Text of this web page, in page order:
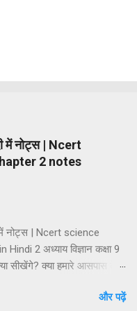
में नोट्स | Ncert
2 notes
में नोट्स | Ncert science
2 अध्याय विज्ञान कक्षा 9
सीखेंगे? क्या हमारे आसपास के
विलेय विलयन के गुण विलयन केऔर पढ़ें